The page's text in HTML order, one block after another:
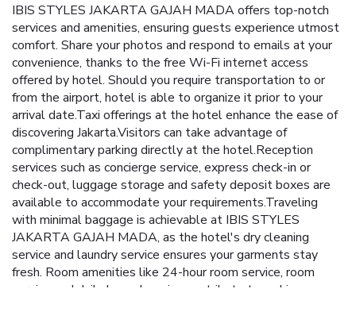
IBIS STYLES JAKARTA GAJAH MADA offers top-notch
services and amenities, ensuring guests experience utmost
comfort. Share your photos and respond to emails at your
convenience, thanks to the free Wi-Fi internet access
offered by hotel. Should you require transportation to or
from the airport, hotel is able to organize it prior to your
arrival date.Taxi offerings at the hotel enhance the ease of
discovering Jakarta.Visitors can take advantage of
complimentary parking directly at the hotel.Reception
services such as concierge service, express check-in or
check-out, luggage storage and safety deposit boxes are
available to accommodate your requirements.Traveling
with minimal baggage is achievable at IBIS STYLES
JAKARTA GAJAH MADA, as the hotel's dry cleaning
service and laundry service ensures your garments stay
fresh. Room amenities like 24-hour room service, room
service and daily housekeeping contribute to making a